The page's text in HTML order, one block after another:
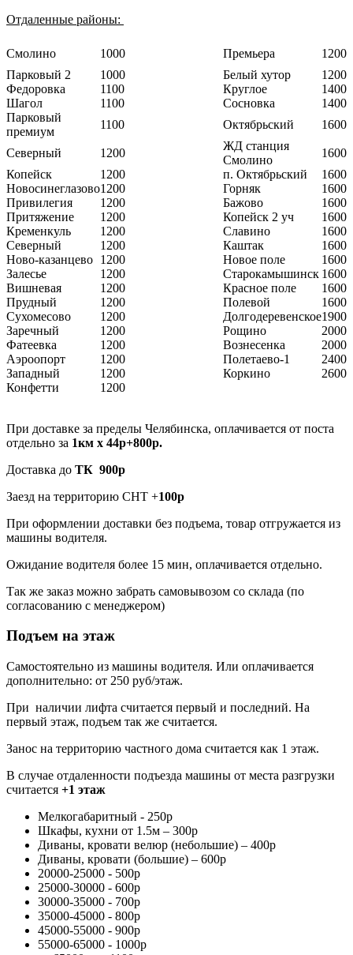
Отдаленные районы:
Смолино 1000 Премьера
1200
Парковый 2
1000 Белый хутор
1200
Федоровка
1100 Круглое
1400
Шагол
1100 Сосновка
1400
Парковый
премиум
1100 Октябрьский 1600
Северный 1200
ЖД станция
Смолино
1600
Копейск
1200 п. Октябрьский
1600
Новосинеглазово1200 Горняк
1600
Привилегия
1200 Бажово
1600
Притяжение
1200 Копейск 2 уч
1600
Кременкуль
1200 Славино
1600
Северный
1200 Каштак
1600
Ново-казанцево 1200 Новое поле
1600
Залесье
1200 Старокамышинск 1600
Вишневая
1200 Красное поле
1600
Прудный
1200 Полевой
1600
Сухомесово
1200 Долгодеревенское1900
Заречный
1200 Рощино
2000
Фатеевка
1200 Вознесенка
2000
Аэроопорт
1200 Полетаево-1
2400
Западный
1200 Коркино
2600
Конфетти
1200
При доставке за пределы Челябинска, оплачивается от поста
отдельно за 1км х 44р+800р.
Доставка до ТК 900р
Заезд на территорию СНТ +100р
При оформлении доставки без подъема, товар отгружается из
машины водителя.
Ожидание водителя более 15 мин, оплачивается отдельно.
Так же заказ можно забрать самовывозом со склада (по
согласованию с менеджером)
Подъем на этаж
Самостоятельно из машины водителя. Или оплачивается
дополнительно: от 250 руб/этаж.
При наличии лифта считается первый и последний. На
первый этаж, подъем так же считается.
Занос на территорию частного дома считается как 1 этаж.
В случае отдаленности подъезда машины от места разгрузки
считается +1 этаж
Мелкогабаритный - 250р
Шкафы, кухни от 1.5м – 300р
Диваны, кровати велюр (небольшие) – 400р
Диваны, кровати (большие) – 600р
20000-25000 - 500р
25000-30000 - 600р
30000-35000 - 700р
35000-45000 - 800р
45000-55000 - 900р
55000-65000 - 1000р